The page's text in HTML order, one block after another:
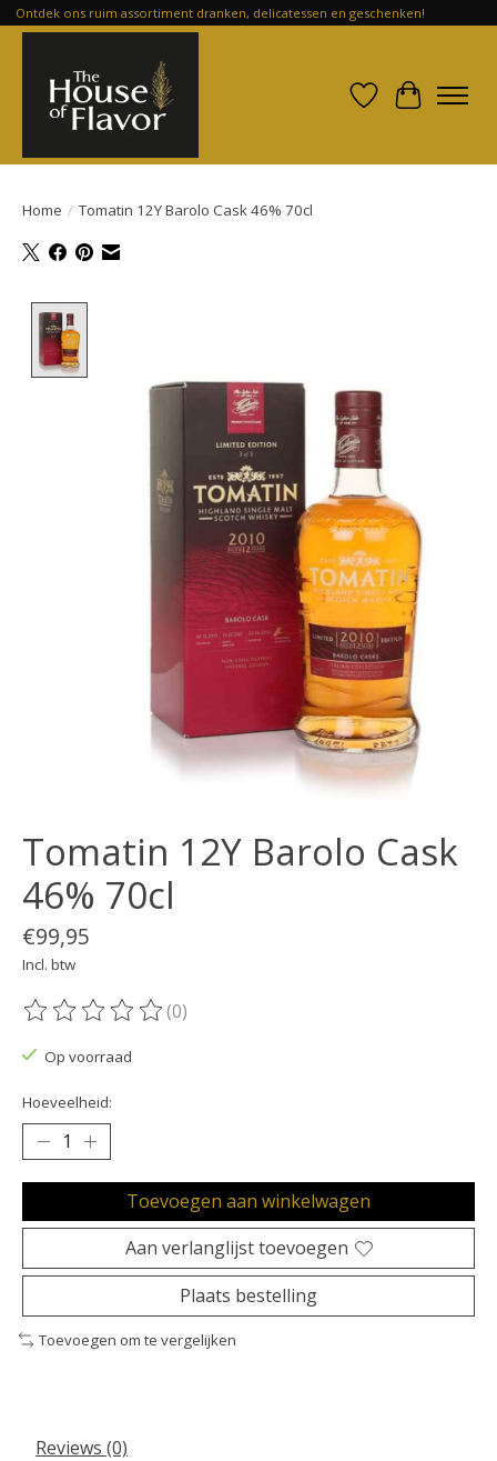
Ontdek ons ruim assortiment dranken, delicatessen en geschenken!
Verlanglijst
Home / Tomatin 12Y Barolo Cask 46% 70cl
Tomatin 12Y Barolo Cask
46% 70cl
€99,95
Incl. btw
De beoordeling van dit product is
(0)
Op voorraad
Hoeveelheid:
Toevoegen aan winkelwagen
Aan verlanglijst toevoegen
Plaats bestelling
Toevoegen om te vergelijken
Reviews (0)